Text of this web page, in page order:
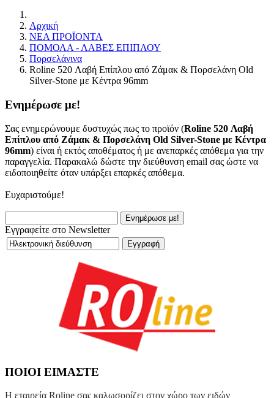
Αρχική
ΝΕΑ ΠΡΟΪΟΝΤΑ
ΠΟΜΟΛΑ - ΛΑΒΕΣ ΕΠΙΠΛΟΥ
Πορσελάνινα
Roline 520 Λαβή Eπίπλου από Ζάμακ & Πορσελάνη Old
Silver-Stone με Κέντρα 96mm
Ενημέρωσε με!
Σας ενημερώνουμε δυστυχώς πως το προϊόν (Roline 520 Λαβή
Eπίπλου από Ζάμακ & Πορσελάνη Old Silver-Stone με Κέντρα
96mm) είναι ή εκτός αποθέματος ή με ανεπαρκές απόθεμα για την
παραγγελία. Παρακαλώ δώστε την διεύθυνση email σας ώστε να
ειδοποιηθείτε όταν υπάρξει επαρκές απόθεμα.
Ευχαριστούμε!
Εγγραφείτε στο Newsletter
ΠΟΙΟΙ ΕΙΜΑΣΤΕ
Η εταιρεία Roline σας καλωσορίζει στον χώρο των ειδών